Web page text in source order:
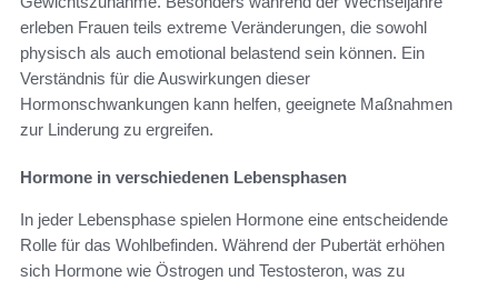
erleben Frauen teils extreme Veränderungen, die sowohl
physisch als auch emotional belastend sein können. Ein
Verständnis für die Auswirkungen dieser
Hormonschwankungen kann helfen, geeignete Maßnahmen
zur Linderung zu ergreifen.
Hormone in verschiedenen Lebensphasen
In jeder Lebensphase spielen Hormone eine entscheidende
Rolle für das Wohlbefinden. Während der Pubertät erhöhen
sich Hormone wie Östrogen und Testosteron, was zu